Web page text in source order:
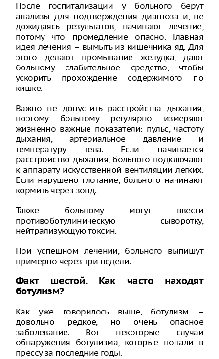
После госпитализации у больного берут
анализы для подтверждения диагноза и, не
дожидаясь результатов, начинают лечение,
потому что промедление опасно. Главная
идея лечения – вымыть из кишечника яд. Для
этого делают промывание желудка, дают
больному слабительное средство, чтобы
ускорить прохождение содержимого по
кишке.
Важно не допустить расстройства дыхания,
поэтому больному регулярно измеряют
жизненно важные показатели: пульс, частоту
дыхания, артериальное давление и
температуру тела. Если начинается
расстройство дыхания, больного подключают
к аппарату искусственной вентиляции легких.
Если нарушено глотание, больного начинают
кормить через зонд.
Также больному могут ввести
противоботулиническую сыворотку,
нейтрализующую токсин.
При успешном лечении, больного выпишут
примерно через три недели.
Факт шестой. Как часто находят
ботулизм?
Как уже говорилось выше, ботулизм –
довольно редкое, но очень опасное
заболевание. Вот некоторые случаи
обнаружения ботулизма, которые попали в
прессу за последние годы.